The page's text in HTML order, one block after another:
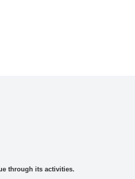
through its activities.